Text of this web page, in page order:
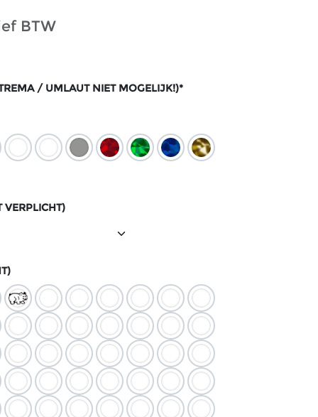
BTW
/ UMLAUT NIET MOGELIJK!)*
VERPLICHT)